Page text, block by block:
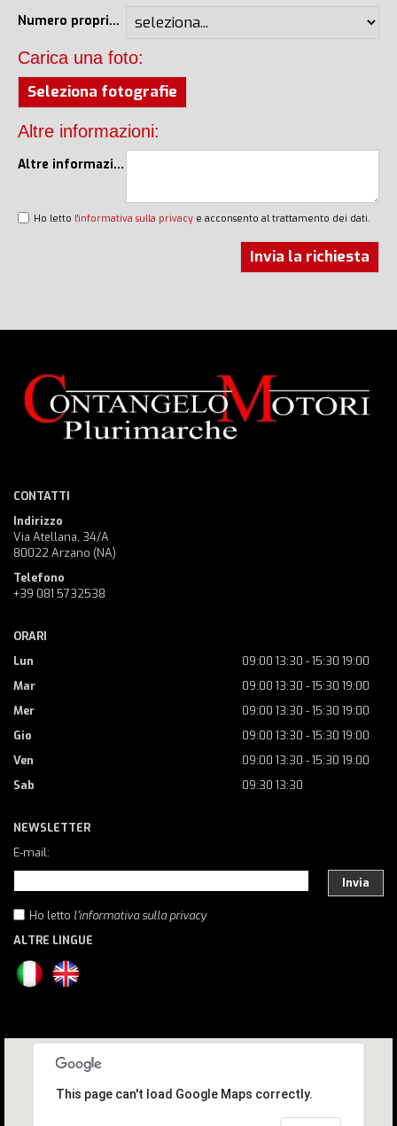
Numero proprietari
Carica una foto:
Seleziona fotografie
Altre informazioni:
Altre informazioni
Ho letto l'informativa sulla privacy e acconsento al trattamento dei dati.
CONTATTI
Indirizzo
Via Atellana, 34/A
80022 Arzano (NA)
Telefono
+39 081 5732538
ORARI
Lun
09:00 13:30 - 15:30 19:00
Mar
09:00 13:30 - 15:30 19:00
Mer
09:00 13:30 - 15:30 19:00
Gio
09:00 13:30 - 15:30 19:00
Ven
09:00 13:30 - 15:30 19:00
Sab
09:30 13:30
NEWSLETTER
E-mail:
Invia
Ho letto l'informativa sulla privacy
ALTRE LINGUE
This page can't load Google Maps correctly.